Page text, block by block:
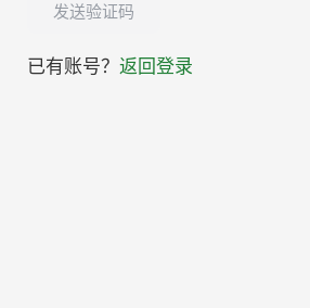
发送验证码
已有账号？ 返回登录